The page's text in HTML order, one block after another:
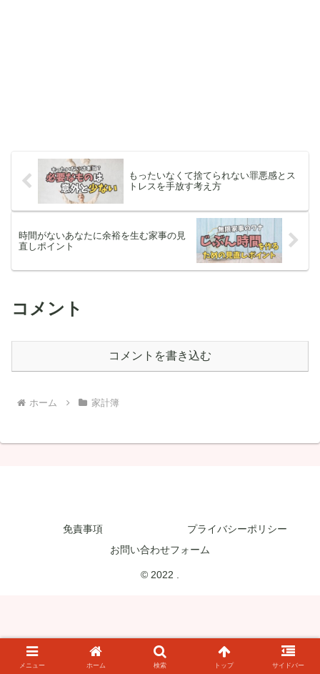
もったいなくて捨てられない罪悪感とス
トレスを手放す考え方
時間がないあなたに余裕を生む家事の見
直しポイント
コメント
コメントを書き込む
ホーム 家計簿
免責事項
プライバシーポリシー
お問い合わせフォーム
© 2022 .
メニュー ホーム 検索 トップ サイドバー